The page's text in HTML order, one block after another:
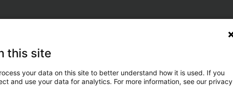
this site
your data on this site to better understand how it is used. If you
and use your data for analytics. For more information, see our privacy